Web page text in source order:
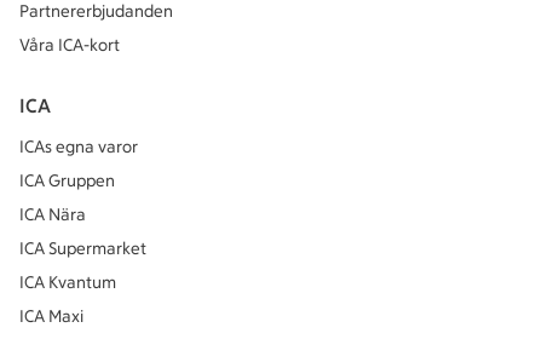
Partnererbjudanden
Våra ICA-kort
ICA
ICAs egna varor
ICA Gruppen
ICA Nära
ICA Supermarket
ICA Kvantum
ICA Maxi